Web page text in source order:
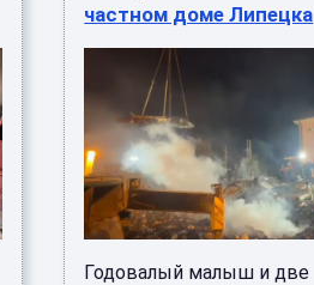
частном доме Липецка
Годовалый малыш и две